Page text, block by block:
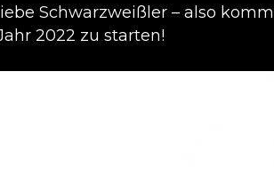
Schwarzweißler – also
2022 zu starten!